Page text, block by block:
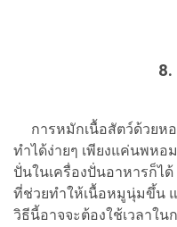
การหมักเนื้อสัตว์ด้วยห
ทำได้ง่ายๆ เพียงแค่นพห
ปั่นในเครื่องปั่นอาหารก็ไ
ที่ช่วยทำให้เนื้อหมูนุ่มขึ้น
วิธีนี้อาจจะต้องใช้เวลาใ